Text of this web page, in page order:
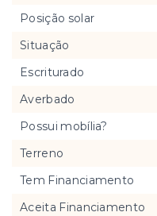
Posição solar
Situação
Escriturado
Averbado
Possui mobília?
Terreno
Tem Financiamento
Aceita Financiamento